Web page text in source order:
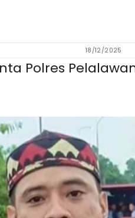
18/12/2025
Polres